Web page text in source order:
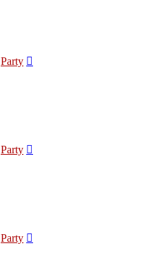
Party
Party
Party